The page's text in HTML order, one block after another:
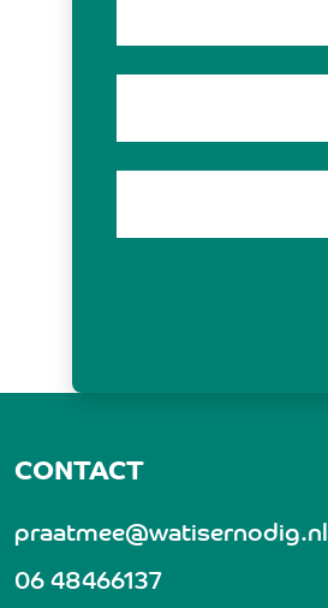
CONTACT
praatmee@watisernodig.nl
06 48466137